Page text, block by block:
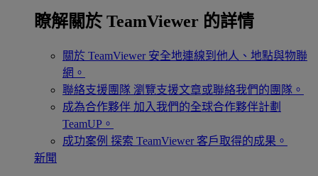
瞭解關於 TeamViewer 的詳情
關於 TeamViewer 安全地連線到他人、地點與物聯
網。
聯絡支援團隊 瀏覽支援文章或聯絡我們的團隊。
成為合作夥伴 加入我們的全球合作夥伴計劃
TeamUP。
成功案例 探索 TeamViewer 客戶取得的成果。
新聞